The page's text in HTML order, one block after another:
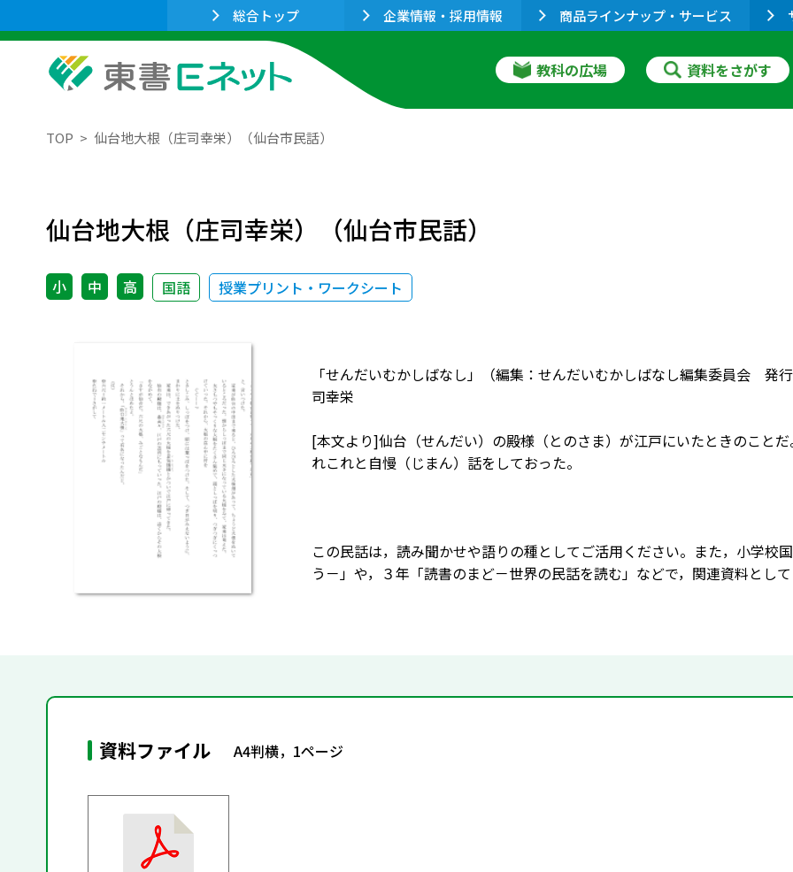
総合トップ 企業情報・採用情報 商品ラインナップ・サービス
教科の広場 資料をさがす
TOP 仙台地大根（庄司幸栄）（仙台市民話）
仙台地大根（庄司幸栄）（仙台市民話）
小 中 高 国語 授業プリント・ワークシート
「せんだいむかしばなし」（編集：せんだいむかしばなし編集委員会
司幸栄
[本文より]仙台（せんだい）の殿様（とのさま）が江戸にいたときのこと
れこれと自慢（じまん）話をしておった。
この民話は，読み聞かせや語りの種としてご活用ください。また，小学校
う－」や，３年「読書のまど－世界の民話を読む」などで，関連資料として
資料ファイル A4判横，1ページ